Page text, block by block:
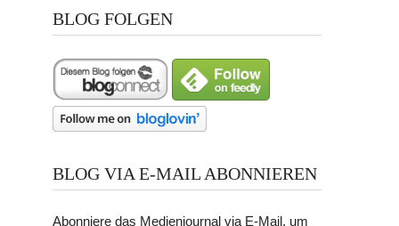
BLOG FOLGEN
BLOG VIA E-MAIL ABONNIEREN
Abonniere das Medienjournal via E-Mail, um